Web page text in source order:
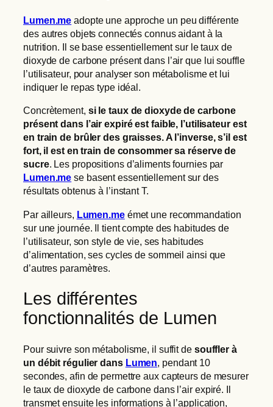
Lumen.me adopte une approche un peu différente
des autres objets connectés connus aidant à la
nutrition. Il se base essentiellement sur le taux de
dioxyde de carbone présent dans l’air que lui souffle
l’utilisateur, pour analyser son métabolisme et lui
indiquer le repas type idéal.
Concrètement, si le taux de dioxyde de carbone
présent dans l’air expiré est faible, l’utilisateur est
en train de brûler des graisses. A l’inverse, s’il est
fort, il est en train de consommer sa réserve de
sucre. Les propositions d’aliments fournies par
Lumen.me se basent essentiellement sur des
résultats obtenus à l’instant T.
Par ailleurs, Lumen.meémet une recommandation
sur une journée. Il tient compte des habitudes de
l’utilisateur, son style de vie, ses habitudes
d’alimentation, ses cycles de sommeil ainsi que
d’autres paramètres.
Les différentes
fonctionnalités de Lumen
Pour suivre son métabolisme, il suffit de souffler à
un débit régulier dans Lumen, pendant 10
secondes, afin de permettre aux capteurs de mesurer
le taux de dioxyde de carbone dans l’air expiré. Il
transmet ensuite les informations à l’application,